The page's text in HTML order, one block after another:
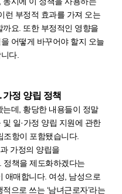
런 부정적 효과를 가져 오는
요. 또한 부정적인 영향을
어떻게 바꾸어야 할지 오늘
다.
정 양립 정책
데, 황당한 내용들이 정말
일·가정 양립 지원에 관한
조항이 포함됐습니다.
가정의 양립을
정책을 제도화하겠다는
애매합니다. 여성, 남성으로
으로 쓰는 ‘남녀근로자’라는